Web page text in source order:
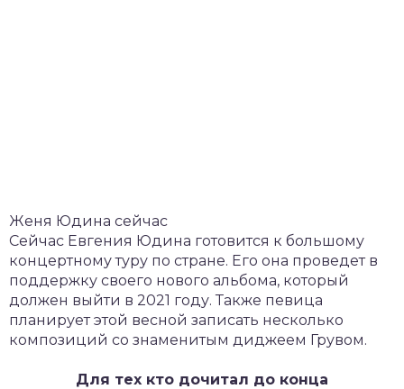
Женя Юдина сейчас
Сейчас Евгения Юдина готовится к большому
концертному туру по стране. Его она проведет в
поддержку своего нового альбома, который
должен выйти в 2021 году. Также певица
планирует этой весной записать несколько
композиций со знаменитым диджеем Грувом.
Для тех кто дочитал до конца